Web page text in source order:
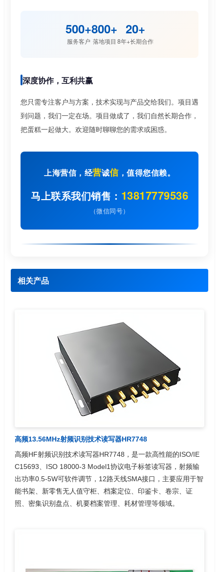
500+
服务客户
800+
落地项目
20+
8年+长期合作
深度协作，互利共赢
您只需专注客户与方案，技术实现与产品交给我们。项目遇
到问题，我们一定在场。项目做成了，我们自然长期合作，
把蛋糕一起做大。欢迎随时聊聊您的需求或困惑。
上海营信，经营诚信，值得您信赖。
马上联系我们销售： 13817779536
（微信同号）
相关产品
高频13.56MHz射频识别技术读写器HR7748
高频HF射频识别技术读写器HR7748，是一款高性能的ISO/IE
C15693、ISO 18000-3 Model1协议电子标签读写器，射频输
出功率0.5-5W可软件调节，12路天线SMA接口，主要应用于智
能书架、新零售无人值守柜、档案定位、印鉴卡、卷宗、证
照、密集识别盘点、机要档案管理、耗材管理等领域。